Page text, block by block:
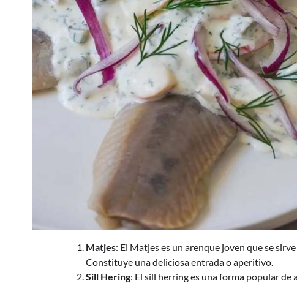
Matjes: El Matjes es un arenque joven que se
Constituye una deliciosa entrada o aperitivo.
Sill Hering: El sill herring es una forma popular de